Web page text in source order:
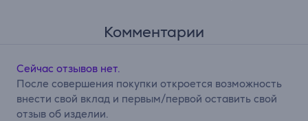
Комментарии
Сейчас отзывов нет.
После совершения покупки откроется возможность
внести свой вклад и первым/первой оставить свой
отзыв об изделии.